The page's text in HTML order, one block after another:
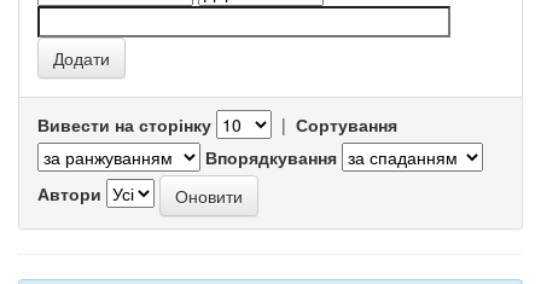
Вивести на сторінку | Сортування
Впорядкування
Автори